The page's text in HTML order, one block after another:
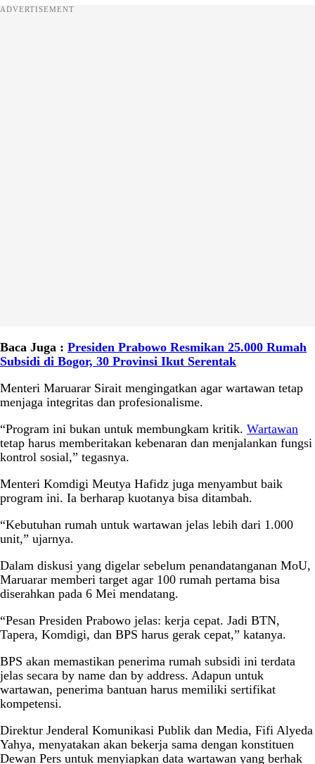
ADVERTISEMENT
Baca Juga : Presiden Prabowo Resmikan 25.000 Rumah
Subsidi di Bogor, 30 Provinsi Ikut Serentak
Menteri Maruarar Sirait mengingatkan agar wartawan tetap
menjaga integritas dan profesionalisme.
“Program ini bukan untuk membungkam kritik. Wartawan
tetap harus memberitakan kebenaran dan menjalankan fungsi
kontrol sosial,” tegasnya.
Menteri Komdigi Meutya Hafidz juga menyambut baik
program ini. Ia berharap kuotanya bisa ditambah.
“Kebutuhan rumah untuk wartawan jelas lebih dari 1.000
unit,” ujarnya.
Dalam diskusi yang digelar sebelum penandatanganan MoU,
Maruarar memberi target agar 100 rumah pertama bisa
diserahkan pada 6 Mei mendatang.
“Pesan Presiden Prabowo jelas: kerja cepat. Jadi BTN,
Tapera, Komdigi, dan BPS harus gerak cepat,” katanya.
BPS akan memastikan penerima rumah subsidi ini terdata
jelas secara by name dan by address. Adapun untuk
wartawan, penerima bantuan harus memiliki sertifikat
kompetensi.
Direktur Jenderal Komunikasi Publik dan Media, Fifi Alyeda
Yahya, menyatakan akan bekerja sama dengan konstituen
Dewan Pers untuk menyiapkan data wartawan yang berhak